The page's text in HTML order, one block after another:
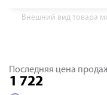
Внешний вид товара
Последняя цена
1 722